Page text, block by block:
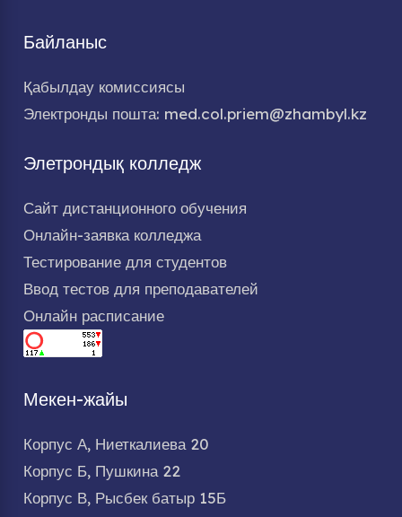
Байланыс
Қабылдау комиссиясы
Электронды пошта: med.col.priem@zhambyl.kz
Элетрондық колледж
Сайт дистанционного обучения
Онлайн-заявка колледжа
Тестирование для студентов
Ввод тестов для преподавателей
Онлайн расписание
Мекен-жайы
Корпус А, Ниеткалиева 20
Корпус Б, Пушкина 22
Корпус В, Рысбек батыр 15Б